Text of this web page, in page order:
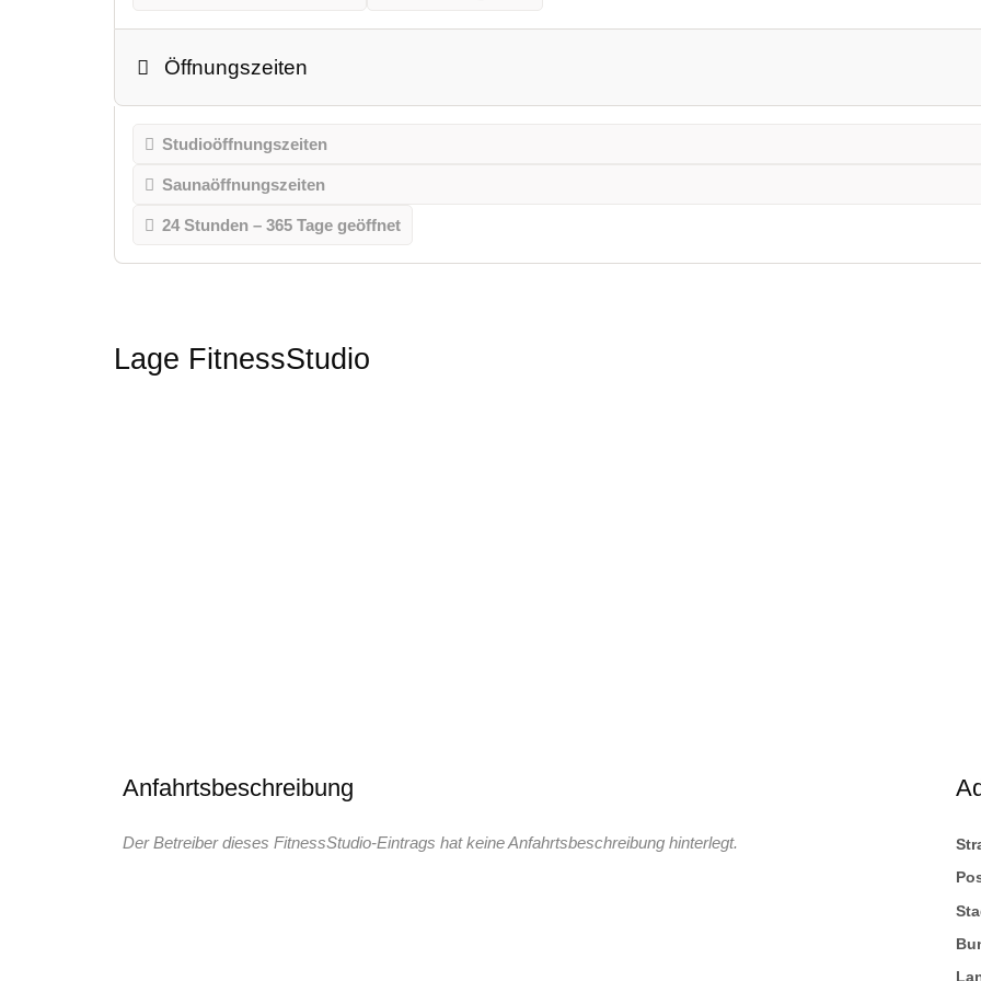
Öffnungszeiten
Studioöffnungszeiten
Saunaöffnungszeiten
24 Stunden – 365 Tage geöffnet
Lage FitnessStudio
Anfahrtsbeschreibung
Der Betreiber dieses FitnessStudio-Eintrags hat keine Anfahrtsbeschreibung hinterlegt.